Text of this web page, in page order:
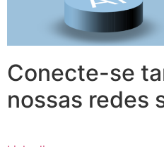
Conecte-se
nossas redes